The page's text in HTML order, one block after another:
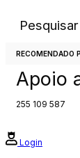
RECOMENDADO
Chamada
Apoio
255 109 587
Login